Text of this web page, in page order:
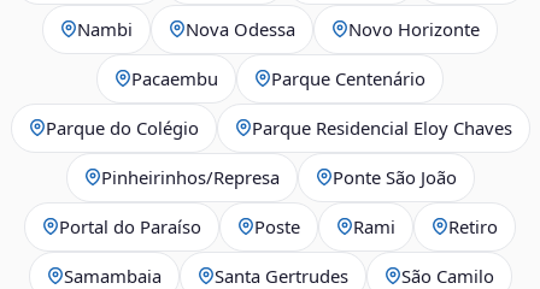
Nambi Nova Odessa Novo Horizonte
Pacaembu Parque Centenário
Parque do Colégio Parque Residencial Eloy Chaves
Pinheirinhos/Represa Ponte São João
Portal do Paraíso Poste Rami Retiro
Samambaia Santa Gertrudes São Camilo